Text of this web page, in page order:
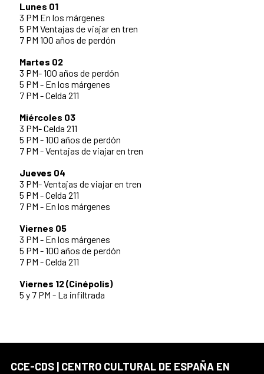
Lunes 01
3 PM En los márgenes
5 PM Ventajas de viajar en tren
7 PM 100 años de perdón
Martes 02
3 PM- 100 años de perdón
5 PM - En los márgenes
7 PM - Celda 211
Miércoles 03
3 PM- Celda 211
5 PM - 100 años de perdón
7 PM - Ventajas de viajar en tren
Jueves 04
3 PM- Ventajas de viajar en tren
5 PM - Celda 211
7 PM - En los márgenes
Viernes 05
3 PM - En los márgenes
5 PM - 100 años de perdón
7 PM - Celda 211
Viernes 12 (Cinépolis)
5 y 7 PM - La infiltrada
CCE-CDS | CENTRO CULTURAL DE ESPAÑA EN